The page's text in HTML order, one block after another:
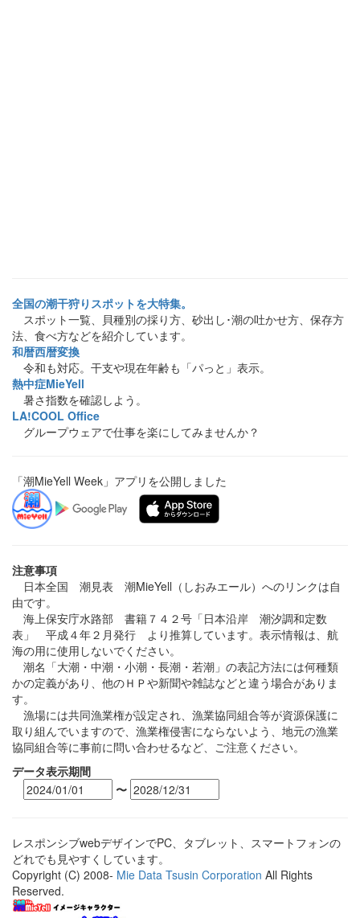
全国の潮干狩りスポットを大特集。
スポット一覧、貝種別の採り方、砂出し･潮の吐かせ方、保存方
法、食べ方などを紹介しています。
和暦西暦変換
令和も対応。干支や現在年齢も「パっと」表示。
熱中症MieYell
暑さ指数を確認しよう。
LA!COOL Office
グループウェアで仕事を楽にしてみませんか？
「潮MieYell Week」アプリを公開しました
注意事項
日本全国 潮見表 潮MieYell（しおみエール）へのリンクは自
由です。
海上保安庁水路部 書籍７４２号「日本沿岸 潮汐調和定数
表」 平成４年２月発行 より推算しています。表示情報は、航
海の用に使用しないでください。
潮名「大潮・中潮・小潮・長潮・若潮」の表記方法には何種類
かの定義があり、他のＨＰや新聞や雑誌などと違う場合がありま
す。
漁場には共同漁業権が設定され、漁業協同組合等が資源保護に
取り組んでいますので、漁業権侵害にならないよう、地元の漁業
協同組合等に事前に問い合わせるなど、ご注意ください。
データ表示期間
〜
レスポンシブwebデザインでPC、タブレット、スマートフォンの
どれでも見やすくしています。
Copyright (C) 2008- Mie Data Tsusin Corporation All Rights
Reserved.